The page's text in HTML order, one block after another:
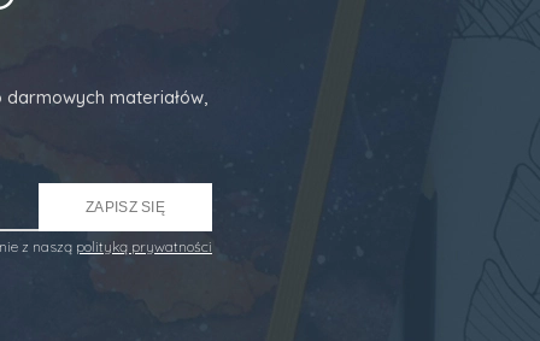
materiałów,
ZAPISZ SIĘ
z naszą polityką prywatności